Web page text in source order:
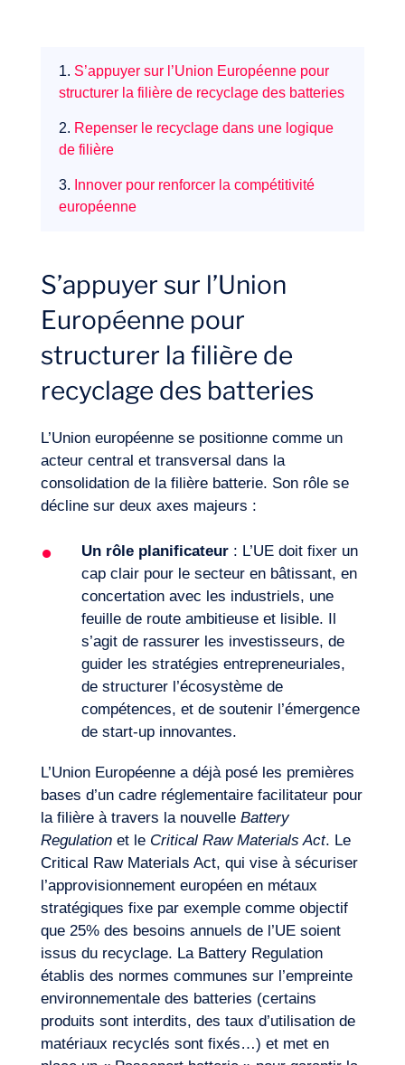
Expertises
1. S’appuyer sur l’Union Européenne pour
structurer la filière de recyclage des batteries
2. Repenser le recyclage dans une logique
de filière
3. Innover pour renforcer la compétitivité
européenne
S’appuyer sur l’Union
Européenne pour
structurer la filière de
recyclage des batteries
L’Union européenne se positionne comme un
acteur central et transversal dans la
consolidation de la filière batterie. Son rôle se
décline sur deux axes majeurs :
Un rôle planificateur: L’UE doit fixer un
cap clair pour le secteur en bâtissant, en
concertation avec les industriels, une
feuille de route ambitieuse et lisible. Il
s’agit de rassurer les investisseurs, de
guider les stratégies entrepreneuriales,
de structurer l’écosystème de
compétences, et de soutenir l’émergence
de start-up innovantes.
L’Union Européenne a déjà posé les premières
bases d’un cadre réglementaire facilitateur pour
la filière à travers la nouvelle Battery
Regulationet le Critical Raw Materials Act. Le
Critical Raw Materials Act, qui vise à sécuriser
l’approvisionnement européen en métaux
stratégiques fixe par exemple comme objectif
que 25% des besoins annuels de l’UE soient
issus du recyclage. La Battery Regulation
établis des normes communes sur l’empreinte
environnementale des batteries (certains
produits sont interdits, des taux d’utilisation de
matériaux recyclés sont fixés…) et met en